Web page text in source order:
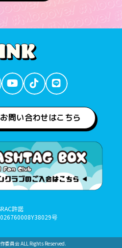
問い合わせはこちら
許諾
号
委員会 ALL Rights Reserved.